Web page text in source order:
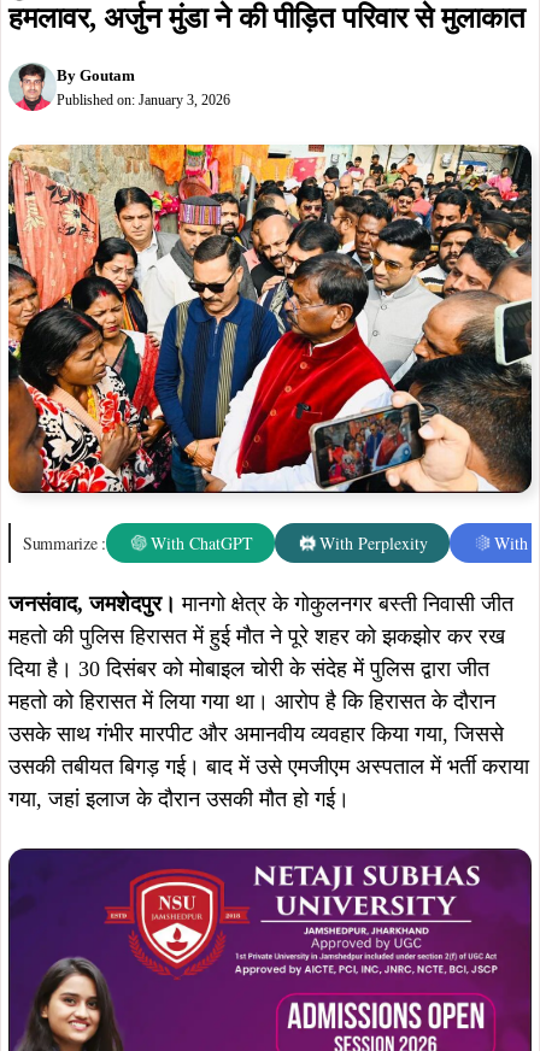
पुलिस कस्टडी में जीत महतो की मौत पर भाजपा
हमलावर, अर्जुन मुंडा ने की पीड़ित परिवार से मुलाकात
ByGoutam
Published on:January 3, 2026
With ChatGPT With Perplexity
जनसंवाद, जमशेदपुर।
मानगो क्षेत्र के गोकुलनगर बस्ती निवासी जीत
महतो की पुलिस हिरासत में हुई मौत ने पूरे शहर को झकझोर कर रख